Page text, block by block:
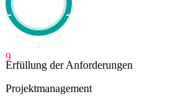
9
Erfüllung der Anforderungen
Projektmanagement